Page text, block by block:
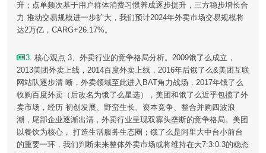
升；点单频次基于用户群体消费习惯养成逐步提升，三方稳步增长合
力 推动交易规模进一步扩大，我们预计2024年外卖市场交易规模将
达2万亿，CARG+26.17%。
3. 核心观点 3、外卖行业的竞争格局分析。2009饿了么成立，
2013美团外卖上线，2014百度外卖上线，2016年后饿了么&美团互联
网站队逐步清 晰，外卖领域至此进入BAT角力战场，2017年饿了么
收购百度外卖（后改名为饿了么星选），美团和饿了么近乎包揽了外
卖市场，经历 初创发展、野蛮生长、资本竞争、整合并购四波浪
潮，尾部企业逐渐出清，外卖行业呈现双寡头垄断的竞争格局。美团
以餐饮为核心， 打造生活服务生态圈；饿了么是阿里大中台小前台
的重要一环，我们判断未来整体外卖市场或将维持在大7:3:0.3的稳态